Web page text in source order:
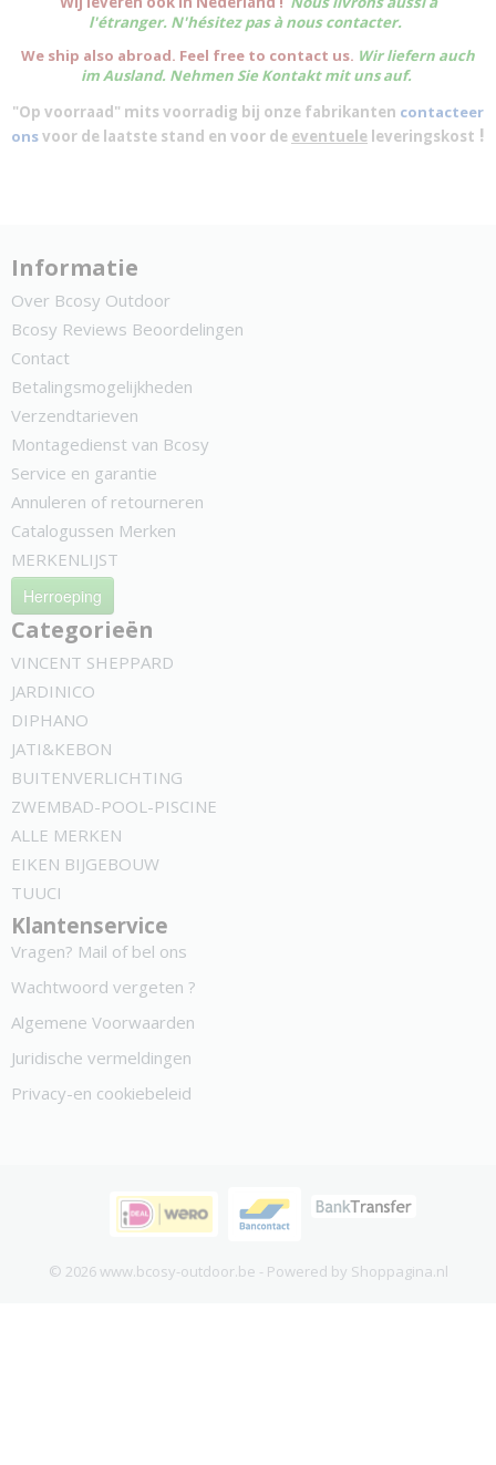
l'étranger. N'hésitez pas à nous contacter.
We ship also abroad. Feel free to contact us. Wir liefern auch
im Ausland. Nehmen Sie Kontakt mit uns auf.
"Op voorraad" mits voorradig bij onze fabrikanten contacteer
onsvoor de laatste stand en voor de eventuele leveringskost !
Informatie
Over Bcosy Outdoor
Bcosy Reviews Beoordelingen
Contact
Betalingsmogelijkheden
Verzendtarieven
Montagedienst van Bcosy
Service en garantie
Annuleren of retourneren
Catalogussen Merken
MERKENLIJST
Herroeping
Categorieën
VINCENT SHEPPARD
JARDINICO
DIPHANO
JATI&KEBON
BUITENVERLICHTING
ZWEMBAD-POOL-PISCINE
ALLE MERKEN
EIKEN BIJGEBOUW
TUUCI
Klantenservice
Vragen? Mail of bel ons
Wachtwoord vergeten ?
Algemene Voorwaarden
Juridische vermeldingen
Privacy-en cookiebeleid
© 2026 www.bcosy-outdoor.be - Powered by Shoppagina.nl